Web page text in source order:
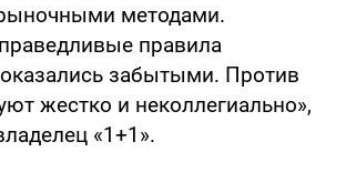
методами.
правила
забытыми. Против
жестко и неколлегиально»,
«1+1».